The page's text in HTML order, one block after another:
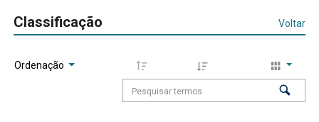
Classificação Voltar
Ordenação